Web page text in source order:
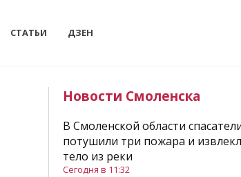
СТАТЬИ ДЗЕН
Новости Смоленска
В Смоленской области
потушили три пожара и
тело из реки
Сегодня в 11:32